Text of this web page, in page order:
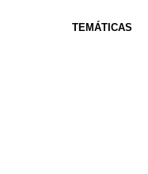
TEMÁTICAS